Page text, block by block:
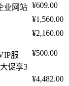
业网站 ¥609.00
¥1,560.00
¥2,160.00
服
促享3
¥500.00
¥4,482.00